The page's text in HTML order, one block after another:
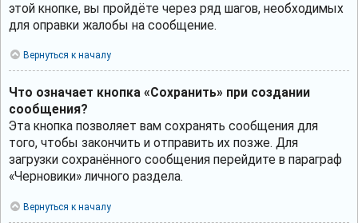
этой кнопке, вы пройдёте через ряд шагов, необходимых
для оправки жалобы на сообщение.
Вернуться к началу
Что означает кнопка «Сохранить» при создании
сообщения?
Эта кнопка позволяет вам сохранять сообщения для
того, чтобы закончить и отправить их позже. Для
загрузки сохранённого сообщения перейдите в параграф
«Черновики» личного раздела.
Вернуться к началу